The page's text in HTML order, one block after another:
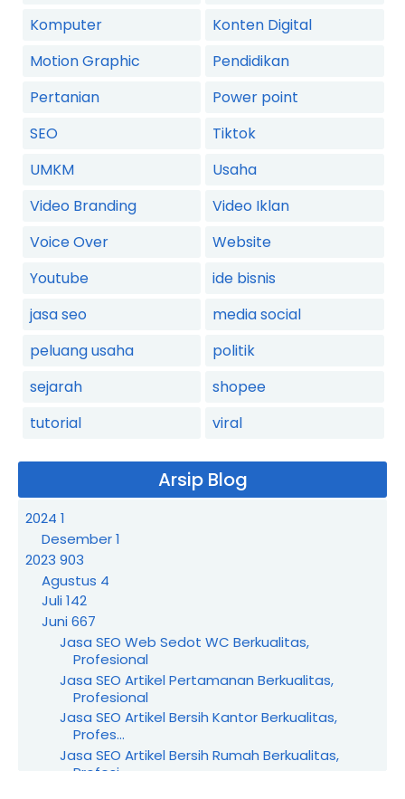
Komputer
Konten Digital
Motion Graphic
Pendidikan
Pertanian
Power point
SEO
Tiktok
UMKM
Usaha
Video Branding
Video Iklan
Voice Over
Website
Youtube
ide bisnis
jasa seo
media social
peluang usaha
politik
sejarah
shopee
tutorial
viral
Arsip Blog
2024 1
Desember1
2023 903
Agustus 4
Juli142
Juni667
Jasa SEO Web Sedot WC Berkualitas,
Profesional
Jasa SEO Artikel Pertamanan Berkualitas,
Profesional
Jasa SEO Artikel Bersih Kantor Berkualitas,
Profes...
Jasa SEO Artikel Bersih Rumah Berkualitas,
Profesi...